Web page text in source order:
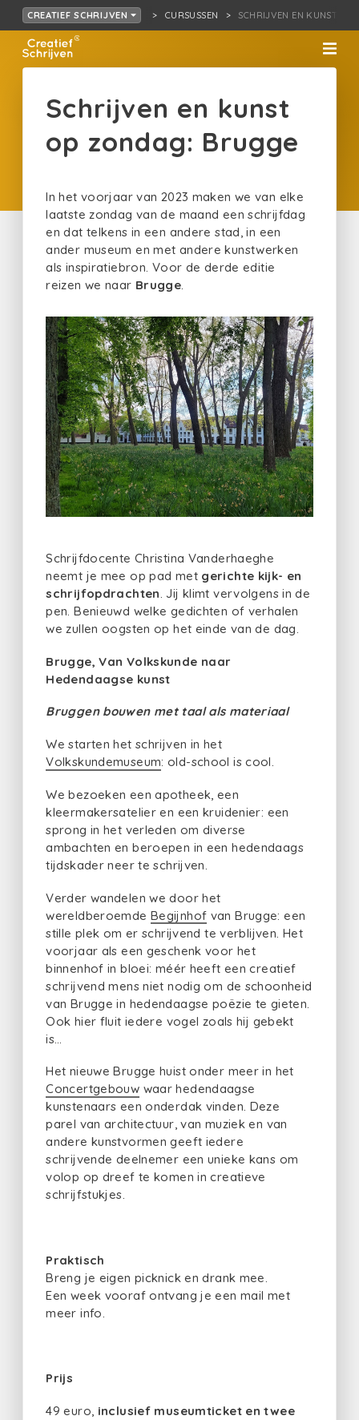
CREATIEF SCHRIJVEN CURSUSSEN SCHRIJVEN EN KUNST OP
Schrijven en kunst
op zondag: Brugge
In het voorjaar van 2023 maken we van elke
laatste zondag van de maand een schrijfdag
en dat telkens in een andere stad, in een
ander museum en met andere kunstwerken
als inspiratiebron. Voor de derde editie
reizen we naar Brugge.
Schrijfdocente Christina Vanderhaeghe
neemt je mee op pad met gerichte kijk- en
schrijfopdrachten . Jij klimt vervolgens in de
pen. Benieuwd welke gedichten of verhalen
we zullen oogsten op het einde van de dag.
Brugge, Van Volkskunde naar
Hedendaagse kunst
Bruggen bouwen met taal als materiaal
We starten het schrijven in het
Volkskundemuseum: old-school is cool.
We bezoeken een apotheek, een
kleermakersatelier en een kruidenier: een
sprong in het verleden om diverse
ambachten en beroepen in een hedendaags
tijdskader neer te schrijven.
Verder wandelen we door het
wereldberoemde Begijnhof van Brugge: een
stille plek om er schrijvend te verblijven. Het
voorjaar als een geschenk voor het
binnenhof in bloei: méér heeft een creatief
schrijvend mens niet nodig om de schoonheid
van Brugge in hedendaagse poëzie te gieten.
Ook hier fluit iedere vogel zoals hij gebekt
is…
Het nieuwe Brugge huist onder meer in het
Concertgebouw waar hedendaagse
kunstenaars een onderdak vinden. Deze
parel van architectuur, van muziek en van
andere kunstvormen geeft iedere
schrijvende deelnemer een unieke kans om
volop op dreef te komen in creatieve
schrijfstukjes.
Praktisch
Breng je eigen picknick en drank mee.
Een week vooraf ontvang je een mail met
meer info.
Prijs
49 euro, inclusief museumticket en twee